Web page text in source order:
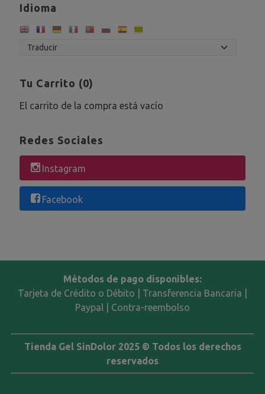
Idioma
Tu Carrito (0)
El carrito de la compra está vacío
Redes Sociales
Instagram
Facebook
Métodos de pago disponibles:
Tarjeta de Crédito o Débito | Transferencia Bancaria |
Paypal | Contra-reembolso
Tienda Gel SinDolor 2025 © Todos los derechos
reservados